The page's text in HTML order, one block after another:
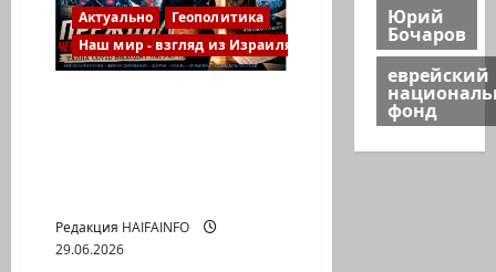
Ливана:
почему
главный
урок
прошлых
Актуально
Геополитика
Наш мир - взгляд из Израиля
Редакция HAIFAINFO
29.06.2026
Юрий
Бочаров
еврейский
фонд